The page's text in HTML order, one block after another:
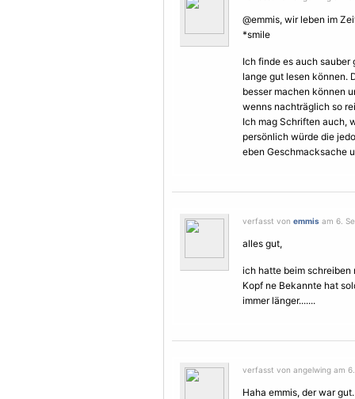
@emmis, wir leben im
*smile
Ich finde es auch sauber
lange gut lesen können.
besser machen können
wenns nachträglich so
Ich mag Schriften auch,
persönlich würde die
eben Geschmacksache
verfasst von emmis am 6.
alles gut,
ich hatte beim schreiben
Kopf ne Bekannte hat
immer länger.......
verfasst von angelwing am
Haha emmis, der war